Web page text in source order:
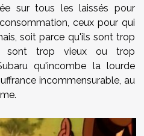
sur tous les laissés pour
ceux pour qui
soit parce qu'ils sont trop
sont trop vieux ou trop
qu'incombe la lourde
incommensurable, au